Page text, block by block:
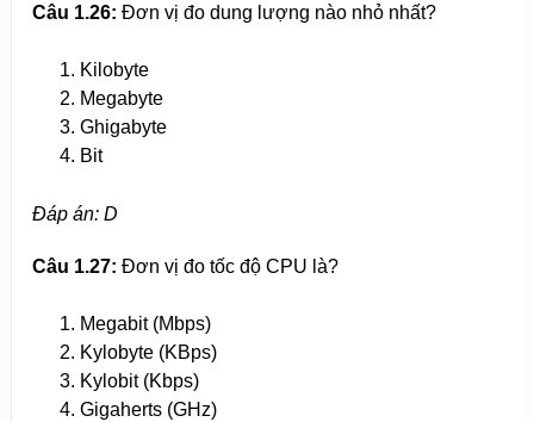
Câu 1.26: Đơn vị đo dung lượng nào nhỏ nhất?
Kilobyte
Megabyte
Ghigabyte
Bit
Đáp án: D
Câu 1.27: Đơn vị đo tốc độ CPU là?
Megabit (Mbps)
Kylobyte (KBps)
Kylobit (Kbps)
Gigaherts (GHz)